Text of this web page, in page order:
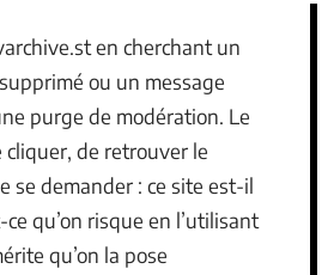
en cherchant un
ou un message
purge de modération. Le
cliquer, de retrouver le
se demander : ce site est-il
qu’on risque en l’utilisant
qu’on la pose